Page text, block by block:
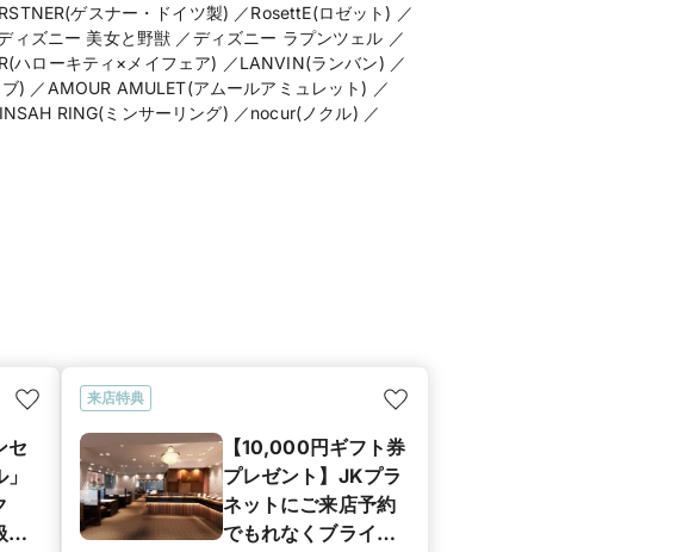
ゲスナー・ドイツ製) ／RosettE(ロゼット) ／
ズニー 美女と野獣 ／ディズニー ラプンツェル ／
ハローキティ×メイフェア) ／LANVIN(ランバン) ／
) ／AMOUR AMULET(アムールアミュレット) ／
RING(ミンサーリング) ／nocur(ノクル) ／
セ
店
来店特典
【10,000円ギフト券
プレゼント】JKプラ
ネットにご来店予約
でもれなくブライダ